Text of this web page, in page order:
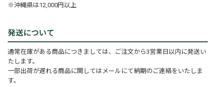
※沖縄県は12,000円以上
発送について
通常在庫がある商品につきましては、ご注文から3営業日以内に発送い
たします。
一部出荷が遅れる商品に関してはメールにて納期のご連絡をいたしま
す。